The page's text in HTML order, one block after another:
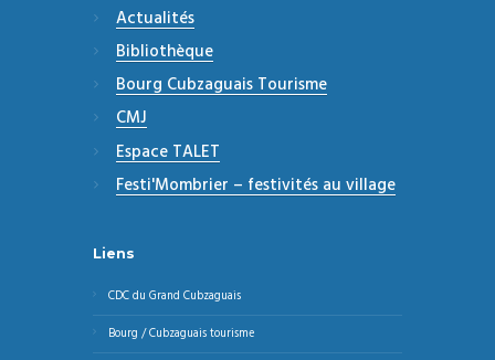
Actualités
Bibliothèque
Bourg Cubzaguais Tourisme
CMJ
Espace TALET
Festi'Mombrier – festivités au village
Liens
CDC du Grand Cubzaguais
Bourg / Cubzaguais tourisme